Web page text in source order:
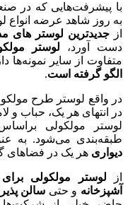
با پیشرفت‌هایی که در
به روز شاهد عرضه انواع
از جدیدترین لوستر های
دست آورد، لوستر
متفاوت از سایر نمونه‌ها
الگو گرفته است.
در واقع لوستر طرح
در انتهای هر یک، حباب و
لوستر مولکولی
طبقه‌بندی می‌شود. به
دیواری هر یک در فضاهای
از لوستر مولکولی
آشپزخانه و حتی سالن